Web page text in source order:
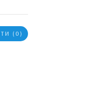
(0)